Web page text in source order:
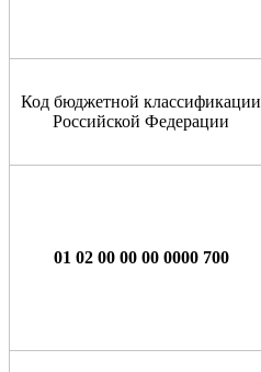
Код бюджетной классификации
Российской Федерации
01 02 00 00 00 0000 700